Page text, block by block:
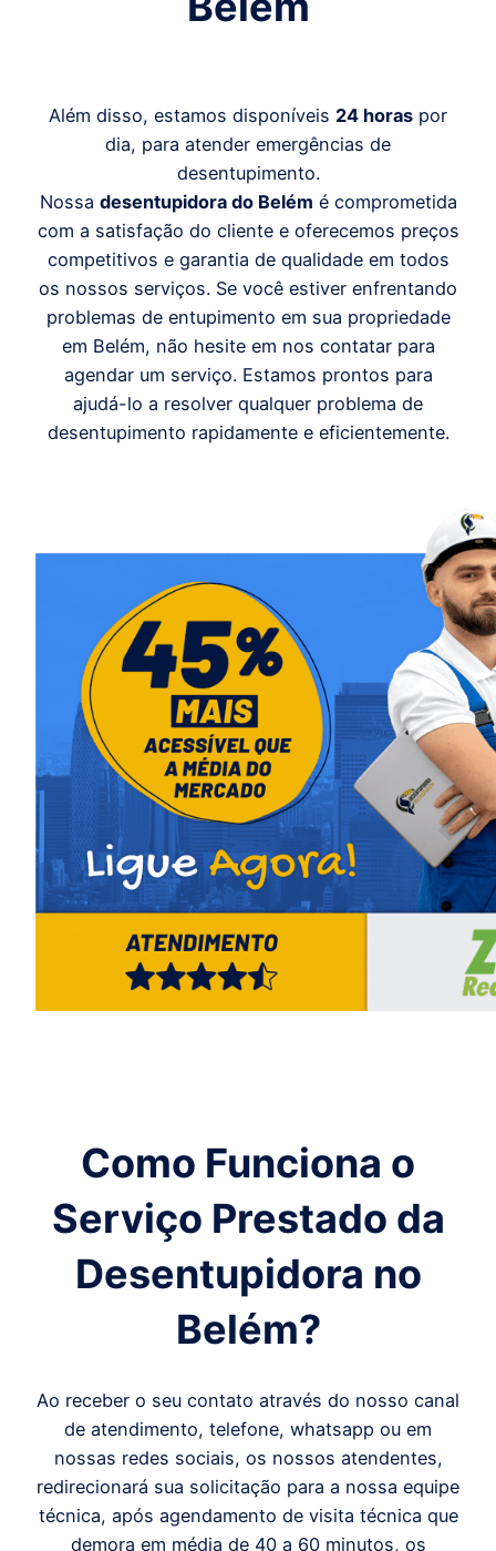
Além disso, estamos disponíveis 24 horas por
dia, para atender emergências de
desentupimento.
Nossa desentupidora do Belém é comprometida
com a satisfação do cliente e oferecemos preços
competitivos e garantia de qualidade em todos
os nossos serviços. Se você estiver enfrentando
problemas de entupimento em sua propriedade
em Belém, não hesite em nos contatar para
agendar um serviço. Estamos prontos para
ajudá-lo a resolver qualquer problema de
desentupimento rapidamente e eficientemente.
Como Funciona o
Serviço Prestado da
Desentupidora no
Belém?
Ao receber o seu contato através do nosso canal
de atendimento, telefone, whatsapp ou em
nossas redes sociais, os nossos atendentes,
redirecionará sua solicitação para a nossa equipe
técnica, após agendamento de visita técnica que
demora em média de 40 a 60 minutos, os